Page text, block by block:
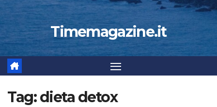
Timemagazine.it
Tag:dieta detox